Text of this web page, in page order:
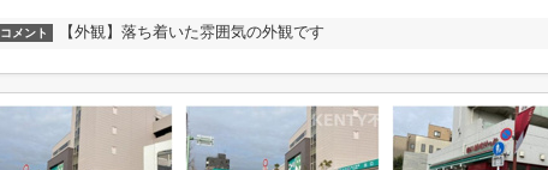
コメント 【外観】落ち着いた雰囲気の外観です